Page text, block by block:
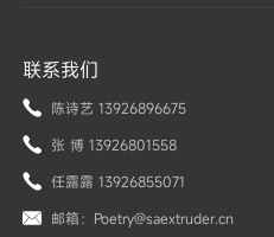
联系我们
陈诗艺 13926896675
张 博 13926801558
任露露 13926855071
邮箱：Poetry@saextruder.cn